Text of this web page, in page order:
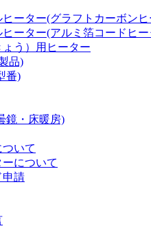
ーター(グラフトカーボン
ーター(アルミ箔コードヒ
う）用ヒーター
品)
番)
鏡・床暖房)
いて
について
申請